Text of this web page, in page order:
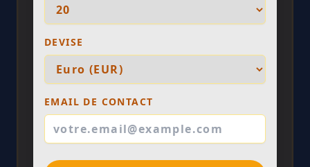
DEVISE
EMAIL DE CONTACT